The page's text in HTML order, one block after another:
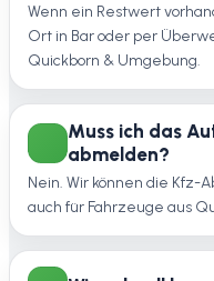
Wenn ein Restwert
Ort in Bar oder per
Quickborn & Umgebung.
Muss ich das
abmelden?
Nein. Wir können die Kfz-
auch für Fahrzeuge aus